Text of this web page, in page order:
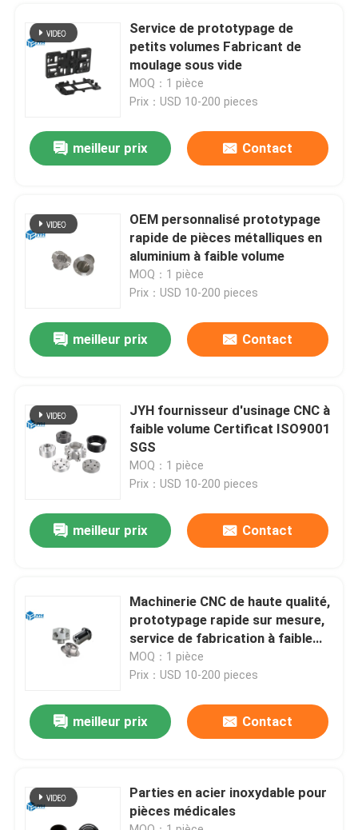
Services
Exposition de VR
Au sujet de nous
Contrôle de qualité
Nouvelles
Demandez une citation
Service de prototypage de
petits volumes Fabricant de
moulage sous vide
MOQ：1 pièce
Prix：USD 10-200 pieces
meilleur prix Contact
OEM personnalisé prototypage
rapide de pièces métalliques en
aluminium à faible volume
MOQ：1 pièce
Prix：USD 10-200 pieces
meilleur prix Contact
JYH fournisseur d'usinage CNC à
faible volume Certificat ISO9001
SGS
MOQ：1 pièce
Prix：USD 10-200 pieces
meilleur prix Contact
Machinerie CNC de haute qualité,
prototypage rapide sur mesure,
service de fabrication à faible
volume
MOQ：1 pièce
Prix：USD 10-200 pieces
meilleur prix Contact
Parties en acier inoxydable pour
pièces médicales